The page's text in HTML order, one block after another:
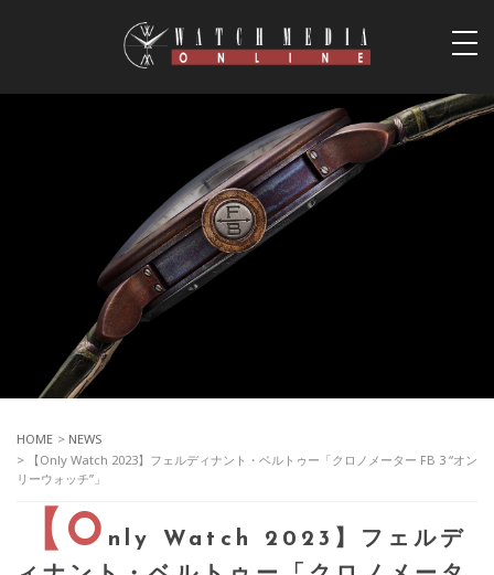
HOME > NEWS
> 【Only Watch 2023】フェルディナント・ベルトゥー「クロノメーター FB 3 “オン
リーウォッチ”」
【O nly Watch 2023】フェルデ